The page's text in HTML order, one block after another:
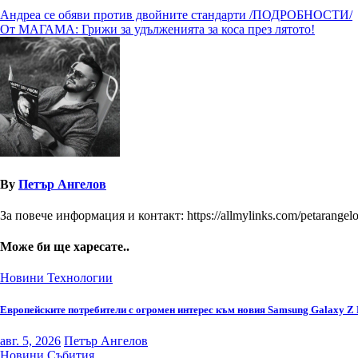
Навигация
Андреа се обяви против двойните стандарти /ПОДРОБНОСТИ/
От МАГАМА: Грижи за удълженията за коса през лятото!
By Петър Ангелов
За повече информация и контакт: https://allmylinks.com/
Може би ще харесате..
Новини Технологии
Европейските потребители с огромен интерес към новия Samsung Galaxy Z
авг. 5, 2026 Петър Ангелов
Новини Събития